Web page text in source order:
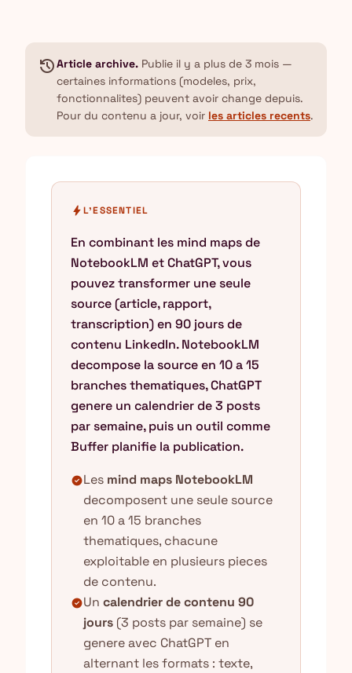
historyArticle archive. Publie il y a plus de 3 mois —
certaines informations (modeles, prix,
fonctionnalites) peuvent avoir change depuis.
Pour du contenu a jour, voir les articles recents.
boltL'ESSENTIEL
En combinant les mind maps de
NotebookLM et ChatGPT, vous
pouvez transformer une seule
source (article, rapport,
transcription) en 90 jours de
contenu LinkedIn. NotebookLM
decompose la source en 10 a 15
branches thematiques, ChatGPT
genere un calendrier de 3 posts
par semaine, puis un outil comme
Buffer planifie la publication.
check_circleLes mind maps NotebookLM
decomposent une seule source
en 10 a 15 branches
thematiques, chacune
exploitable en plusieurs pieces
de contenu.
check_circleUn calendrier de contenu 90
jours (3 posts par semaine) se
genere avec ChatGPT en
alternant les formats : texte,